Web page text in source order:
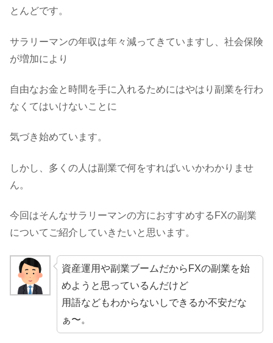
とんどです。
サラリーマンの年収は年々減ってきていますし、社会保険
が増加により
自由なお金と時間を手に入れるためにはやはり副業を行わ
なくてはいけないことに
気づき始めています。
しかし、多くの人は副業で何をすればいいかわかりませ
ん。
今回はそんなサラリーマンの方におすすめするFXの副業
についてご紹介していきたいと思います。
資産運用や副業ブームだからFXの副業を始
めようと思っているんだけど
用語などもわからないしできるか不安だな
ぁ〜。